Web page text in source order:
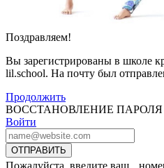
Поздравляем!
Вы зарегистрированы в школе
lil.school. На почту был
Продолжить
ВОССТАНОВЛЕНИЕ ПАРОЛЯ
Войти
ОТПРАВИТЬ
Пожалуйста, введите ваш